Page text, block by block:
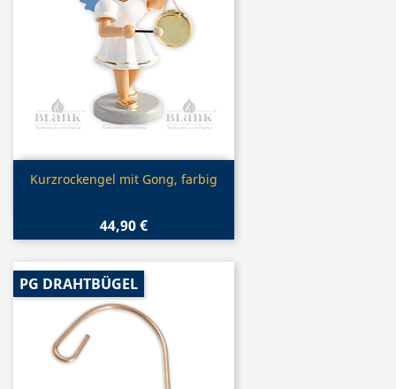
Vorschau
Kurzrockengel mit Gong, farbig
44,90 €
PG DRAHTBÜGEL